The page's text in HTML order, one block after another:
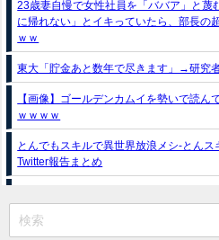
23歳妻自慢で女性社員を「ババア」と蔑
に帰れない」とイキっていたら、部長の
ｗｗ
東大「貯金あと数年で尽きます」→研究
【画像】ゴールデンカムイを勢いで読
ｗｗｗｗ
とんでもスキルで異世界放浪メシ-とんス
Twitter報告まとめ
e獣王-獅子の一撃-｜スペック・攻略情報